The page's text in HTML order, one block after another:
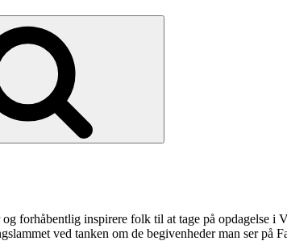
forhåbentlig inspirere folk til at tage på opdagelse
ved tanken om de begivenheder man ser på